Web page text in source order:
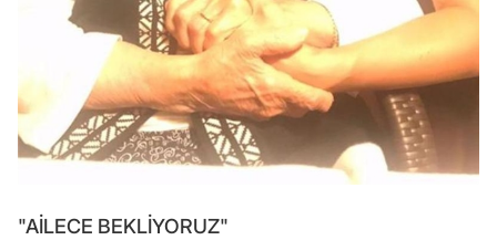
"AİLECE BEKLİYORUZ"